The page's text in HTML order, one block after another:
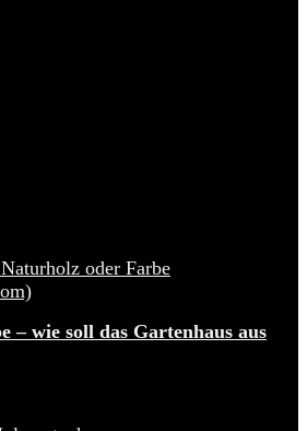
– wie soll das Gartenhaus aus